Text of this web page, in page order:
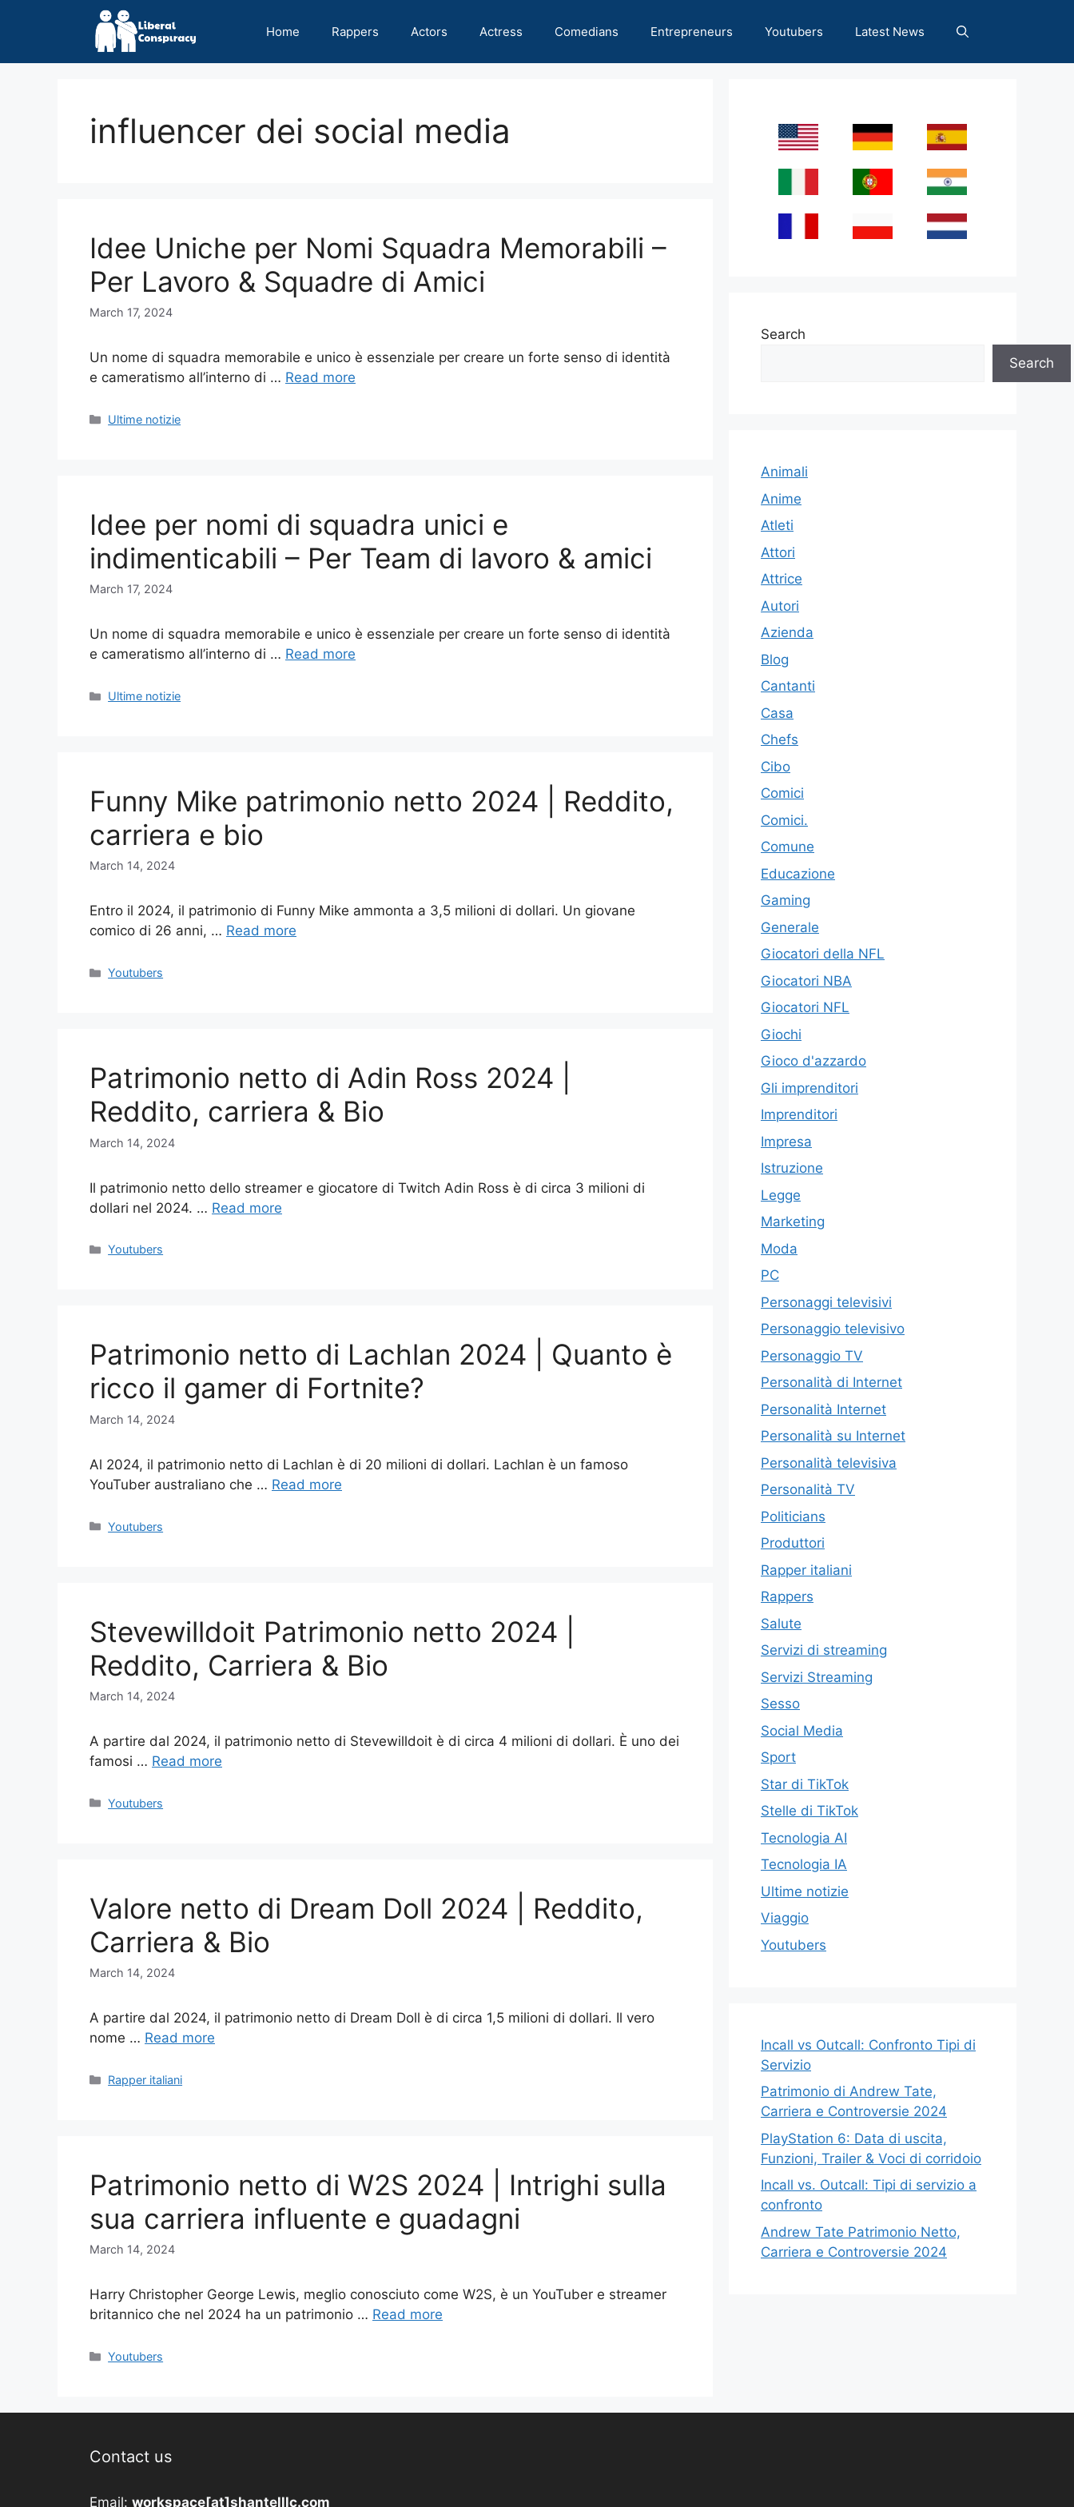
Home Rappers Actors Actress Comedians Entrepreneurs Youtubers Latest News
influencer dei social media
Idee Uniche per Nomi Squadra Memorabili –
Per Lavoro & Squadre di Amici
March 17, 2024
Un nome di squadra memorabile e unico è essenziale per creare un forte senso di identità
e cameratismo all’interno di … Read more
Categories
Ultime notizie
Idee per nomi di squadra unici e
indimenticabili – Per Team di lavoro & amici
March 17, 2024
Un nome di squadra memorabile e unico è essenziale per creare un forte senso di identità
e cameratismo all’interno di … Read more
Categories
Ultime notizie
Funny Mike patrimonio netto 2024 | Reddito,
carriera e bio
March 14, 2024
Entro il 2024, il patrimonio di Funny Mike ammonta a 3,5 milioni di dollari. Un giovane
comico di 26 anni, … Read more
Categories
Youtubers
Patrimonio netto di Adin Ross 2024 |
Reddito, carriera & Bio
March 14, 2024
Il patrimonio netto dello streamer e giocatore di Twitch Adin Ross è di circa 3 milioni di
dollari nel 2024. … Read more
Categories
Youtubers
Patrimonio netto di Lachlan 2024 | Quanto è
ricco il gamer di Fortnite?
March 14, 2024
Al 2024, il patrimonio netto di Lachlan è di 20 milioni di dollari. Lachlan è un famoso
YouTuber australiano che … Read more
Categories
Youtubers
Stevewilldoit Patrimonio netto 2024 |
Reddito, Carriera & Bio
March 14, 2024
A partire dal 2024, il patrimonio netto di Stevewilldoit è di circa 4 milioni di dollari. È uno dei
famosi … Read more
Categories
Youtubers
Valore netto di Dream Doll 2024 | Reddito,
Carriera & Bio
March 14, 2024
A partire dal 2024, il patrimonio netto di Dream Doll è di circa 1,5 milioni di dollari. Il vero
nome … Read more
Categories
Rapper italiani
Patrimonio netto di W2S 2024 | Intrighi sulla
sua carriera influente e guadagni
March 14, 2024
Harry Christopher George Lewis, meglio conosciuto come W2S, è un YouTuber e streamer
britannico che nel 2024 ha un patrimonio … Read more
Categories
Youtubers
Search
Search
Animali
Anime
Atleti
Attori
Attrice
Autori
Azienda
Blog
Cantanti
Casa
Chefs
Cibo
Comici
Comici.
Comune
Educazione
Gaming
Generale
Giocatori della NFL
Giocatori NBA
Giocatori NFL
Giochi
Gioco d'azzardo
Gli imprenditori
Imprenditori
Impresa
Istruzione
Legge
Marketing
Moda
PC
Personaggi televisivi
Personaggio televisivo
Personaggio TV
Personalità di Internet
Personalità Internet
Personalità su Internet
Personalità televisiva
Personalità TV
Politicians
Produttori
Rapper italiani
Rappers
Salute
Servizi di streaming
Servizi Streaming
Sesso
Social Media
Sport
Star di TikTok
Stelle di TikTok
Tecnologia AI
Tecnologia IA
Ultime notizie
Viaggio
Youtubers
Incall vs Outcall: Confronto Tipi di
Servizio
Patrimonio di Andrew Tate,
Carriera e Controversie 2024
PlayStation 6: Data di uscita,
Funzioni, Trailer & Voci di corridoio
Incall vs. Outcall: Tipi di servizio a
confronto
Andrew Tate Patrimonio Netto,
Carriera e Controversie 2024
Contact us
Email: workspace[at]shantelllc.com